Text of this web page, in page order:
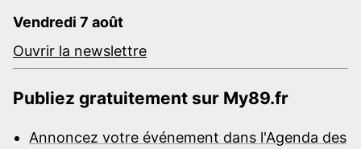
Vendredi 7 août
Ouvrir la newslettre
Publiez gratuitement sur My89.fr
Annoncez votre événement dans l'Agenda des